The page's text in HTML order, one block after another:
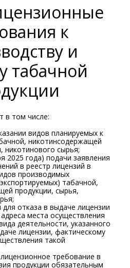
к
и
табачной
в том числе:
видов планируемых к
никотинсодержащей
никотинового сырья;
2025 года) подачи заявления
в реестр лицензий в
производимых
табачной,
продукции, сырья,
отказа в выдаче лицензии
места осуществления
деятельности, указанного
лицензии, фактическому
такой
требование в
продукции обязательным